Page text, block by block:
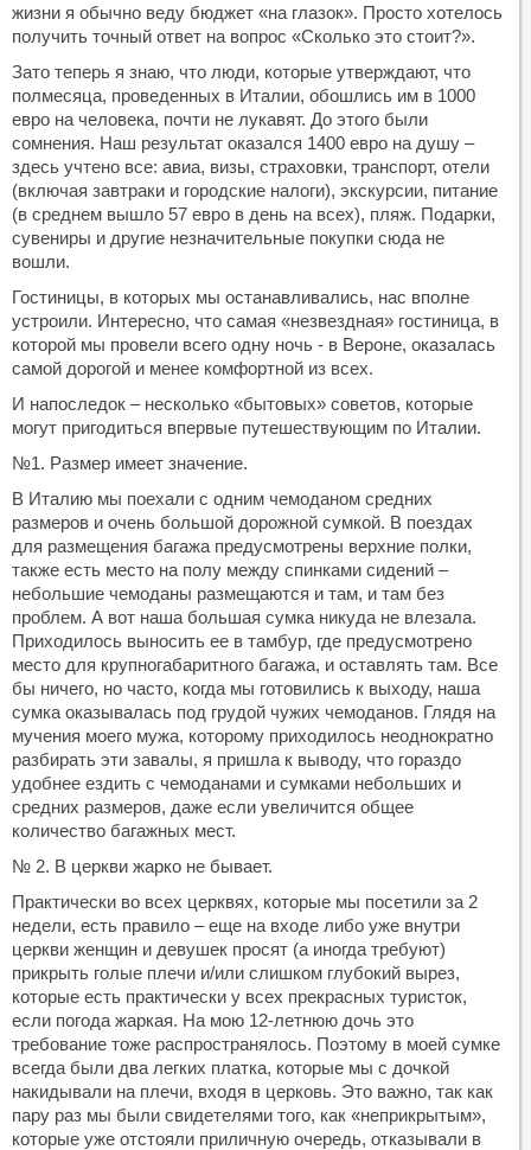
жизни я обычно веду бюджет «на глазок». Просто хотелось
получить точный ответ на вопрос «Сколько это стоит?».
Зато теперь я знаю, что люди, которые утверждают, что
полмесяца, проведенных в Италии, обошлись им в 1000
евро на человека, почти не лукавят. До этого были
сомнения. Наш результат оказался 1400 евро на душу –
здесь учтено все: авиа, визы, страховки, транспорт, отели
(включая завтраки и городские налоги), экскурсии, питание
(в среднем вышло 57 евро в день на всех), пляж. Подарки,
сувениры и другие незначительные покупки сюда не
вошли.
Гостиницы, в которых мы останавливались, нас вполне
устроили. Интересно, что самая «незвездная» гостиница, в
которой мы провели всего одну ночь - в Вероне, оказалась
самой дорогой и менее комфортной из всех.
И напоследок – несколько «бытовых» советов, которые
могут пригодиться впервые путешествующим по Италии.
№1. Размер имеет значение.
В Италию мы поехали с одним чемоданом средних
размеров и очень большой дорожной сумкой. В поездах
для размещения багажа предусмотрены верхние полки,
также есть место на полу между спинками сидений –
небольшие чемоданы размещаются и там, и там без
проблем. А вот наша большая сумка никуда не влезала.
Приходилось выносить ее в тамбур, где предусмотрено
место для крупногабаритного багажа, и оставлять там. Все
бы ничего, но часто, когда мы готовились к выходу, наша
сумка оказывалась под грудой чужих чемоданов. Глядя на
мучения моего мужа, которому приходилось неоднократно
разбирать эти завалы, я пришла к выводу, что гораздо
удобнее ездить с чемоданами и сумками небольших и
средних размеров, даже если увеличится общее
количество багажных мест.
№ 2. В церкви жарко не бывает.
Практически во всех церквях, которые мы посетили за 2
недели, есть правило – еще на входе либо уже внутри
церкви женщин и девушек просят (а иногда требуют)
прикрыть голые плечи и/или слишком глубокий вырез,
которые есть практически у всех прекрасных туристок,
если погода жаркая. На мою 12-летнюю дочь это
требование тоже распространялось. Поэтому в моей сумке
всегда были два легких платка, которые мы с дочкой
накидывали на плечи, входя в церковь. Это важно, так как
пару раз мы были свидетелями того, как «неприкрытым»,
которые уже отстояли приличную очередь, отказывали в